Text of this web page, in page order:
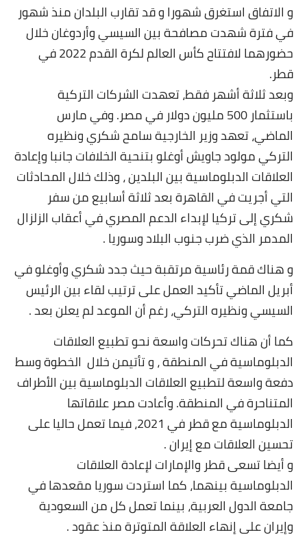
حوادث
و الاتفاق استغرق شهورا و قد تقارب البلدان منذ شهور
في فترة شهدت مصافحة بين السيسي وأردوغان خلال
حضورهما لافتتاح كأس العالم لكرة القدم 2022 في
قطر.
وبعد ثلاثة أشهر فقط، تعهدت الشركات التركية
باستثمار 500 مليون دولار في مصر. وفي مارس
الماضي، تعهد وزير الخارجية سامح شكري ونظيره
التركي مولود جاويش أوغلو بتنحية الخلافات جانبا وإعادة
العلاقات الدبلوماسية بين البلدين ، وذلك خلال المحادثات
التي أجريت في القاهرة بعد ثلاثة أسابيع من سفر
شكري إلى تركيا لإبداء الدعم المصري في أعقاب الزلزال
المدمر الذي ضرب جنوب البلاد وسوريا .
و هناك قمة رئاسية مرتقبة حيث جدد شكري وأوغلو في
أبريل الماضي تأكيد العمل على ترتيب لقاء بين الرئيس
السيسي ونظيره التركي، رغم أن الموعد لم يعلن بعد .
كما أن هناك تحركات واسعة نحو تطبيع العلاقات
الدبلوماسية في المنطقة ، و تأتيمن خلال الخطوة وسط
دفعة واسعة لتطبيع العلاقات الدبلوماسية بين الأطراف
المتناحرة في المنطقة. وأعادت مصر علاقاتها
الدبلوماسية مع قطر في 2021، فيما تعمل حاليا على
تحسين العلاقات مع إيران .
و أيضا تسعى قطر والإمارات لإعادة العلاقات
الدبلوماسية بينهما، كما استردت سوريا مقعدها في
جامعة الدول العربية، بينما تعمل كل من السعودية
وإيران على إنهاء العلاقة المتوترة منذ عقود .